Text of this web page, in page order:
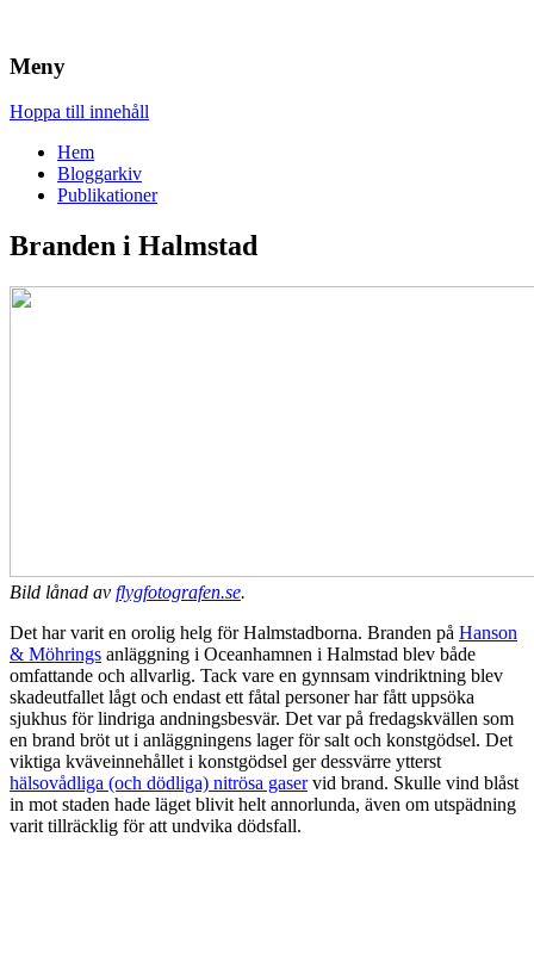
Wuz
Meny
Hoppa till innehåll
Hem
Bloggarkiv
Publikationer
Branden i Halmstad
Bild lånad av flygfotografen.se.
Det har varit en orolig helg för Halmstadborna. Branden på Hanson
& Möhrings anläggning i Oceanhamnen i Halmstad blev både
omfattande och allvarlig. Tack vare en gynnsam vindriktning blev
skadeutfallet lågt och endast ett fåtal personer har fått uppsöka
sjukhus för lindriga andningsbesvär. Det var på fredagskvällen som
en brand bröt ut i anläggningens lager för salt och konstgödsel. Det
viktiga kväveinnehållet i konstgödsel ger dessvärre ytterst
hälsovådliga (och dödliga) nitrösa gaservid brand. Skulle vind blåst
in mot staden hade läget blivit helt annorlunda, även om utspädning
varit tillräcklig för att undvika dödsfall.